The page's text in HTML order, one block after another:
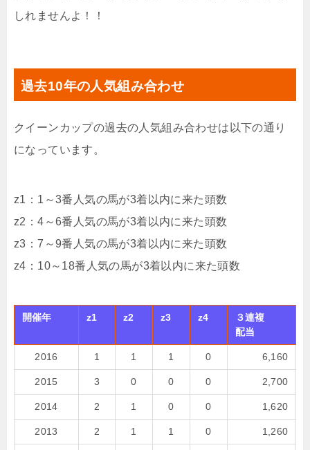
しれませんよ！！
過去10年の人気組み合わせ
クイーンカップの過去の人気組み合わせは以下の通り
になっています。
z1：1～3番人気の馬が3着以内に来た頭数
z2：4～6番人気の馬が3着以内に来た頭数
z3：7～9番人気の馬が3着以内に来た頭数
z4：10～18番人気の馬が3着以内に来た頭数
開催年 z1 z2 z3 z4
３連複
配当
2016 1 1 1 0 6,160
2015 3 0 0 0 2,700
2014 2 1 0 0 1,620
2013 2 1 1 0 1,260